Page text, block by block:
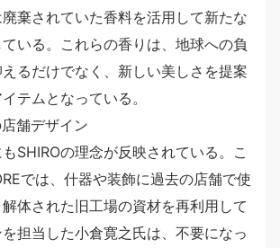
棄されていた香料を活用して新たな
いる。これらの香りは、地球への負
るだけでなく、新しい美しさを提案
テムとなっている。
舗デザイン
SHIROの理念が反映されている。こ
では、什器や装飾に過去の店舗で使
体された旧工場の資材を再利用して
担当した小倉寛之氏は、不要になっ